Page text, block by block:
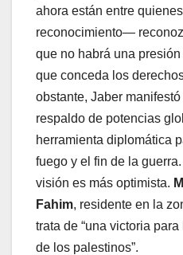
ahora están entre
reconocimiento—
que no habrá una
que conceda los
obstante, Jaber
respaldo de potencias
herramienta diplomática
fuego y el fin de la
visión es más optimista.
Fahim, residente en la
trata de “una victoria
de los palestinos”.